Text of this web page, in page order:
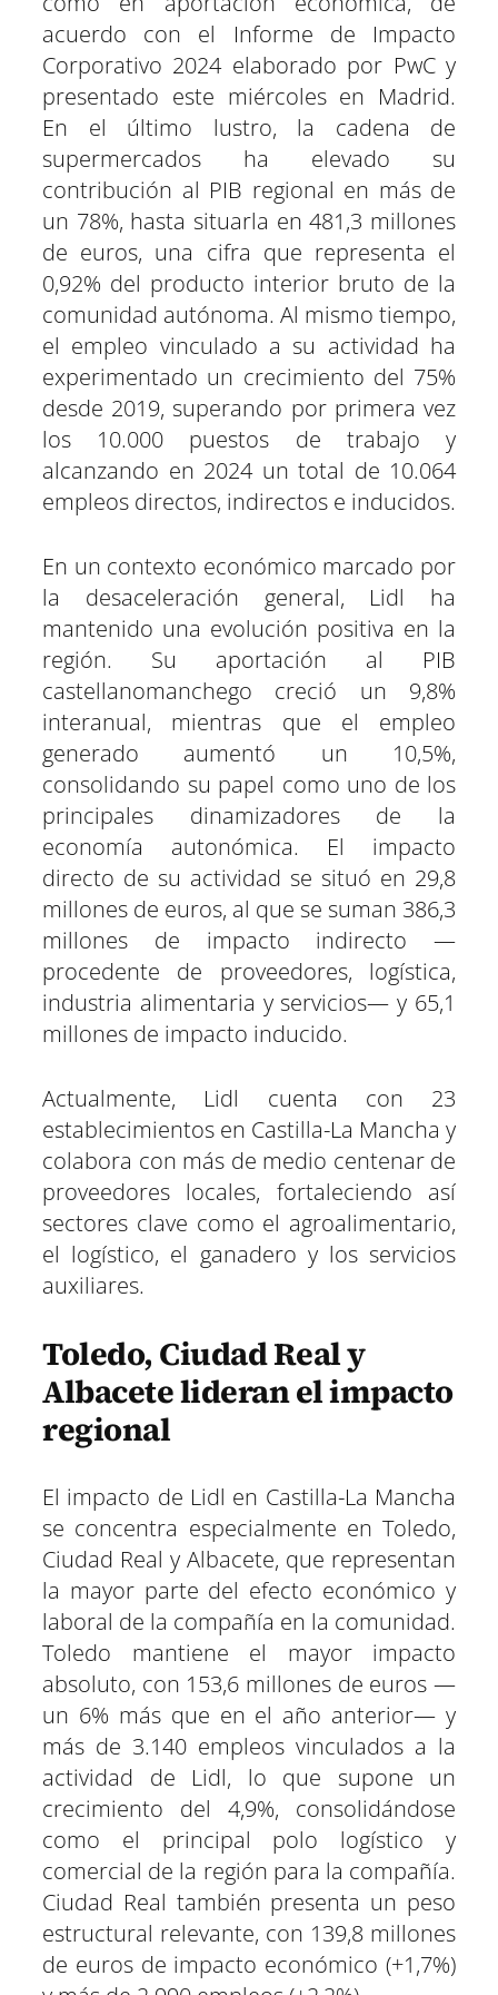
acuerdo con el Informe de Impacto
Corporativo 2024 elaborado por PwC y
presentado este miércoles en Madrid.
En el último lustro, la cadena de
supermercados ha elevado su
contribución al PIB regional en más de
un 78%, hasta situarla en 481,3 millones
de euros, una cifra que representa el
0,92% del producto interior bruto de la
comunidad autónoma. Al mismo tiempo,
el empleo vinculado a su actividad ha
experimentado un crecimiento del 75%
desde 2019, superando por primera vez
los 10.000 puestos de trabajo y
alcanzando en 2024 un total de 10.064
empleos directos, indirectos e inducidos.
En un contexto económico marcado por
la desaceleración general, Lidl ha
mantenido una evolución positiva en la
región. Su aportación al PIB
castellanomanchego creció un 9,8%
interanual, mientras que el empleo
generado aumentó un 10,5%,
consolidando su papel como uno de los
principales dinamizadores de la
economía autonómica. El impacto
directo de su actividad se situó en 29,8
millones de euros, al que se suman 386,3
millones de impacto indirecto —
procedente de proveedores, logística,
industria alimentaria y servicios— y 65,1
millones de impacto inducido.
Actualmente, Lidl cuenta con 23
establecimientos en Castilla-La Mancha y
colabora con más de medio centenar de
proveedores locales, fortaleciendo así
sectores clave como el agroalimentario,
el logístico, el ganadero y los servicios
auxiliares.
Toledo, Ciudad Real y
Albacete lideran el impacto
regional
El impacto de Lidl en Castilla-La Mancha
se concentra especialmente en Toledo,
Ciudad Real y Albacete, que representan
la mayor parte del efecto económico y
laboral de la compañía en la comunidad.
Toledo mantiene el mayor impacto
absoluto, con 153,6 millones de euros —
un 6% más que en el año anterior— y
más de 3.140 empleos vinculados a la
actividad de Lidl, lo que supone un
crecimiento del 4,9%, consolidándose
como el principal polo logístico y
comercial de la región para la compañía.
Ciudad Real también presenta un peso
estructural relevante, con 139,8 millones
de euros de impacto económico (+1,7%)